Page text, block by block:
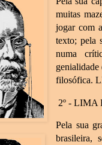
muitas
jogar com
texto; pela
numa
genialidade
filosófica.
2º - LIMA
Pela sua
brasileira,